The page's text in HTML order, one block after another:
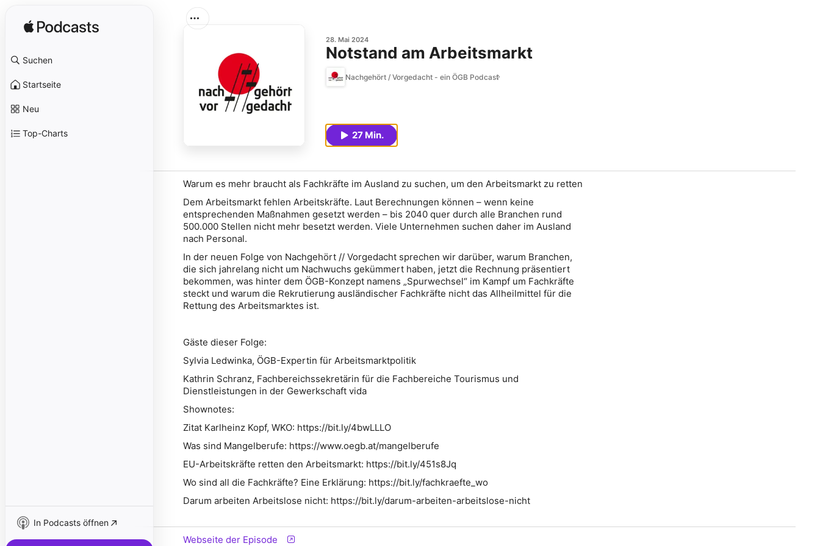
Suchen
Startseite
Neu
Top-Charts
In Podcasts öffnen
28. Mai 2024
Notstand am Arbeitsmarkt
Nachgehört / Vorgedacht - ein ÖGB Podcast
27 Min.
Warum es mehr braucht als Fachkräfte im Ausland zu suchen, um den Arbeitsmarkt zu retten
Dem Arbeitsmarkt fehlen Arbeitskräfte. Laut Berechnungen können – wenn keine
entsprechenden Maßnahmen gesetzt werden – bis 2040 quer durch alle Branchen rund
500.000 Stellen nicht mehr besetzt werden. Viele Unternehmen suchen daher im Ausland
nach Personal.
In der neuen Folge von Nachgehört // Vorgedacht sprechen wir darüber, warum Branchen,
die sich jahrelang nicht um Nachwuchs gekümmert haben, jetzt die Rechnung präsentiert
bekommen, was hinter dem ÖGB-Konzept namens „Spurwechsel“ im Kampf um Fachkräfte
steckt und warum die Rekrutierung ausländischer Fachkräfte nicht das Allheilmittel für die
Rettung des Arbeitsmarktes ist.
Gäste dieser Folge:
Sylvia Ledwinka, ÖGB-Expertin für Arbeitsmarktpolitik
Kathrin Schranz, Fachbereichssekretärin für die Fachbereiche Tourismus und
Dienstleistungen in der Gewerkschaft vida
Shownotes:
Zitat Karlheinz Kopf, WKO: https://bit.ly/4bwLLLO
Was sind Mangelberufe: https://www.oegb.at/mangelberufe
EU-Arbeitskräfte retten den Arbeitsmarkt: https://bit.ly/451s8Jq
Wo sind all die Fachkräfte? Eine Erklärung: https://bit.ly/fachkraefte_wo
Darum arbeiten Arbeitslose nicht: https://bit.ly/darum-arbeiten-arbeitslose-nicht
Webseite der Episode